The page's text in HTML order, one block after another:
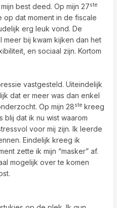
best deed. Op mijn 27ste
op dat moment in de fiscale
erg leuk vond. De
bij kwam kijken dan het
en sociaal zijn. Kortom
vastgesteld. Uiteindelijk
dat er meer was dan enkel
Op mijn 28stekreeg
blij dat ik nu wist waarom
voor mij zijn. Ik leerde
Eindelijk kreeg ik
zette ik mijn “masker” af.
mogelijk over te komen